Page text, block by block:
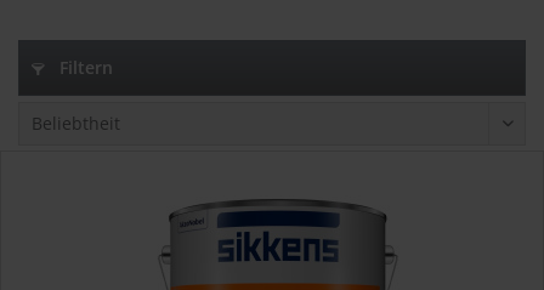
Filtern